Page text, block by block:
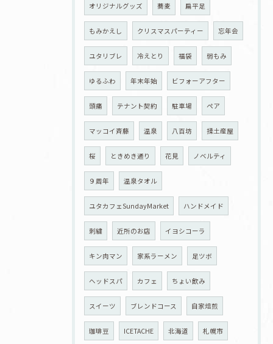
オリジナルグッズ 蕎麦 扁平足
もみかえし クリスマスパーティー 忘年会
ユタリブレ 冷えとり 福袋 弱もみ
ゆるふわ 年末年始 ビフォーアフター
頭痛 テナント契約 駐車場 ペア
マッコイ斉藤 温泉 八百坊 揉土産屋
桜 ときめき通り 花見 ノベルティ
９周年 温泉タオル
ユタカフェSundayMarket ハンドメイド
刺繍 近所のお店 イヨシコーラ
キン肉マン 家系ラーメン 足ツボ
ヘッドスパ カフェ ちょい飲み
スイーツ ブレンドコース 自家焙煎
珈琲豆 ICETACHE 北海道 札幌市